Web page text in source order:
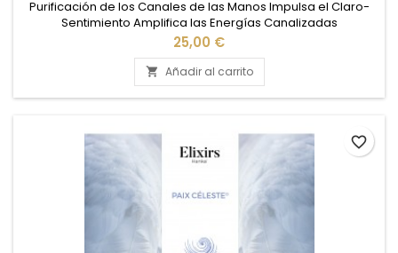
Purificación de los Canales de las Manos Impulsa el Claro-
Sentimiento Amplifica las Energías Canalizadas
Precio
25,00 €
 Añadir al carrito
favorite_border